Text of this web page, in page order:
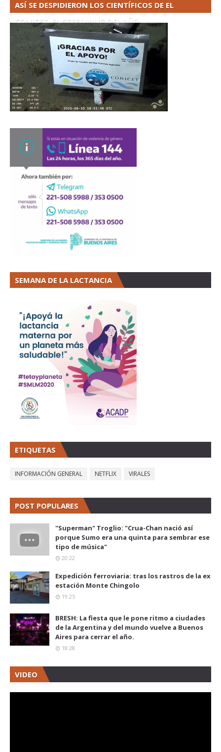
ASÍ SE DESPIDIERON LOS CIENTÍFICOS DE EL
CONICET. EL STREAMING DEL AÑO
SEMANA DE LA LACTANCIA
ETIQUETAS
INFORMACIÓN GENERAL NETFLIX VIRALES
POST POPULARES
"Superman" Troglio: "Crua-Chan nació así
porque Sumo era una quinta para sembrar ese
tipo de música"
20:22
Expedición ferroviaria: tras los rastros de la ex
estación Monte Chingolo
19:25
BRESH: La fiesta que le pone ritmo a ciudades
de la Argentina y del mundo vuelve a Buenos
Aires para cerrar el año.
18:28
VIDEO